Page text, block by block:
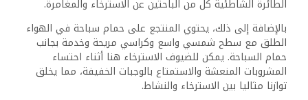
خيارات النقل
تعد إمكانية الوصول ميزة رئيسية لمنتجع أمارينا صن. يبعد مطار
شرم الشيخ الدولي حوالي 15 دقيقة بالسيارة، مما يسمح
بالنقل السريع إلى المنتجع.